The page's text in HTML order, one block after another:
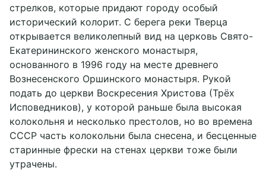
стрелков, которые придают городу особый
исторический колорит. С берега реки Тверца
открывается великолепный вид на церковь Свято-
Екатерининского женского монастыря,
основанного в 1996 году на месте древнего
Вознесенского Оршинского монастыря. Рукой
подать до церкви Воскресения Христова (Трёх
Исповедников), у которой раньше была высокая
колокольня и несколько престолов, но во времена
СССР часть колокольни была снесена, и бесценные
старинные фрески на стенах церкви тоже были
утрачены.